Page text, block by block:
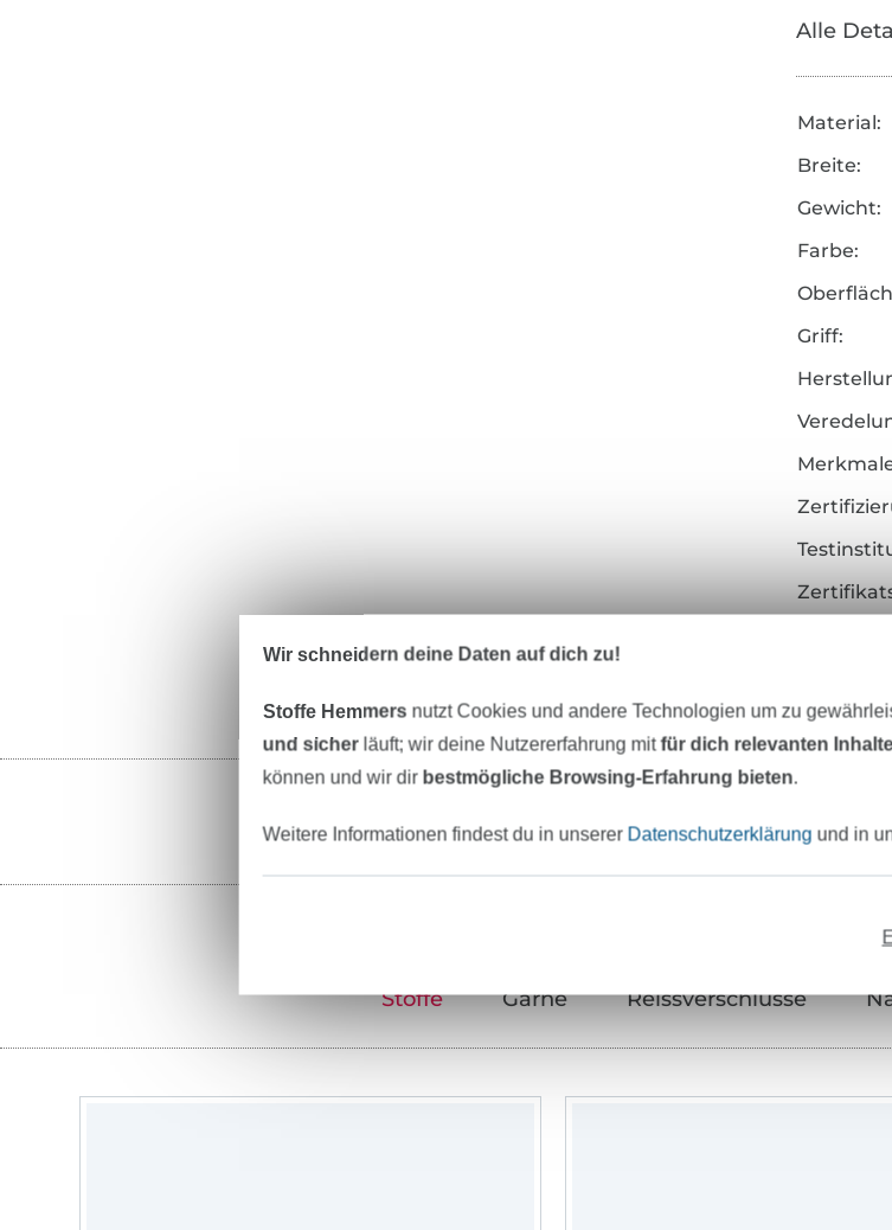
Alle
Material:
Breite:
Gewicht:
Farbe:
Griff:
Unser Tipp: Das
Stoffe Garne Reissverschlüsse
Wir schneidern deine Daten auf dich zu!
Stoffe Hemmers nutzt Cookies und andere Technologien um zu
und sicherläuft; wir deine Nutzererfahrung mitfür dich relevanten
können und wir dir bestmögliche Browsing-Erfahrung bieten.
Weitere Informationen findest du in unserer Datenschutzerklärung und in